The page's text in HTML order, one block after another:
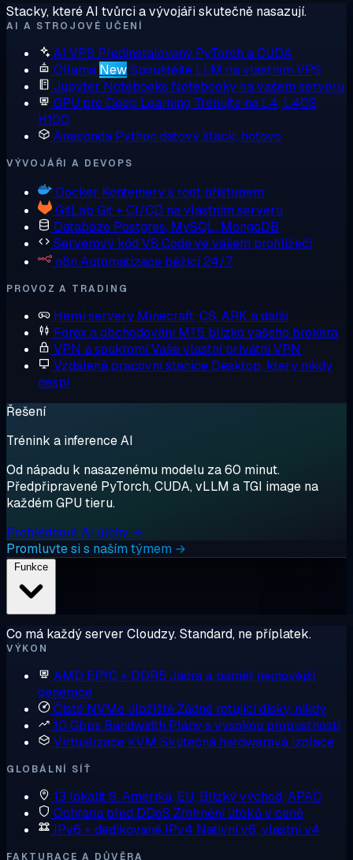
Stacky, které AI tvůrci a vývojáři skutečně nasazují.
AI A STROJOVÉ UČENÍ
AI VPS Předinstalovaný PyTorch a CUDA
Ollama NewSpouštějte LLM na vlastním VPS
Jupyter Notebooks Notebooky na vašem serveru
GPU pro Deep Learning Trénujte na L4, L40S,
H100
Anaconda Python datový stack, hotovo
VÝVOJÁŘI A DEVOPS
Docker Kontejnery s root přístupem
GitLab Git + CI/CD na vlastním serveru
Databáze Postgres, MySQL, MongoDB
Serverový kód VS Code ve vašem prohlížeči
n8n Automatizace běžící 24/7
PROVOZ A TRADING
Herní servery Minecraft, CS, ARK a další
Forex a obchodování MT5 blízko vašeho brokera
VPN a soukromíVaše vlastní privátní VPN
Vzdálená pracovní stanice Desktop, který nikdy
nespí
Řešení
Trénink a inference AI
Od nápadu k nasazenému modelu za 60 minut.
Předpřipravené PyTorch, CUDA, vLLM a TGI image na
každém GPU tieru.
Prohlédnout AI úlohy →
Promluvte si s naším týmem →
Co má každý server Cloudzy. Standard, ne příplatek.
VÝKON
AMD EPYC + DDR5 Jádra a paměť nejnovější
generace
Čisté NVMe úložištěŽádné rotující disky, nikdy
10 Gbps Bandwidth Plány s vysokou propustností
Virtualizace KVM Skutečná hardwarová izolace
GLOBÁLNÍ SÍŤ
13 lokalitS. Amerika, EU, Blízký východ, APAC
Ochrana před DDoS Zmírnění útoků v ceně
IPv6 + dedikované IPv4 Nativní v6, vlastní v4
FAKTURACE A DŮVĚRA